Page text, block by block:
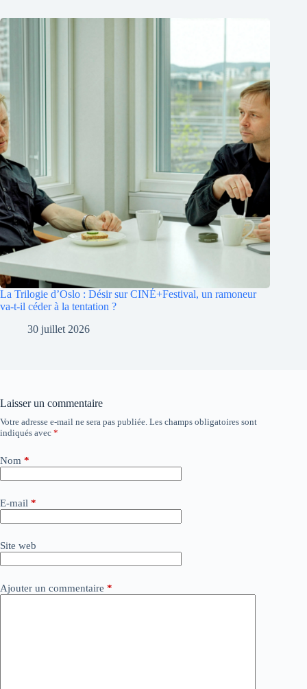
La Trilogie d’Oslo : Désir sur CINÉ+Festival, un ramoneur
va-t-il céder à la tentation ?
30 juillet 2026
Laisser un commentaire
Votre adresse e-mail ne sera pas publiée. Les champs obligatoires sont
indiqués avec *
Nom *
E-mail *
Site web
Ajouter un commentaire *
A
l
e
n
t
i
e